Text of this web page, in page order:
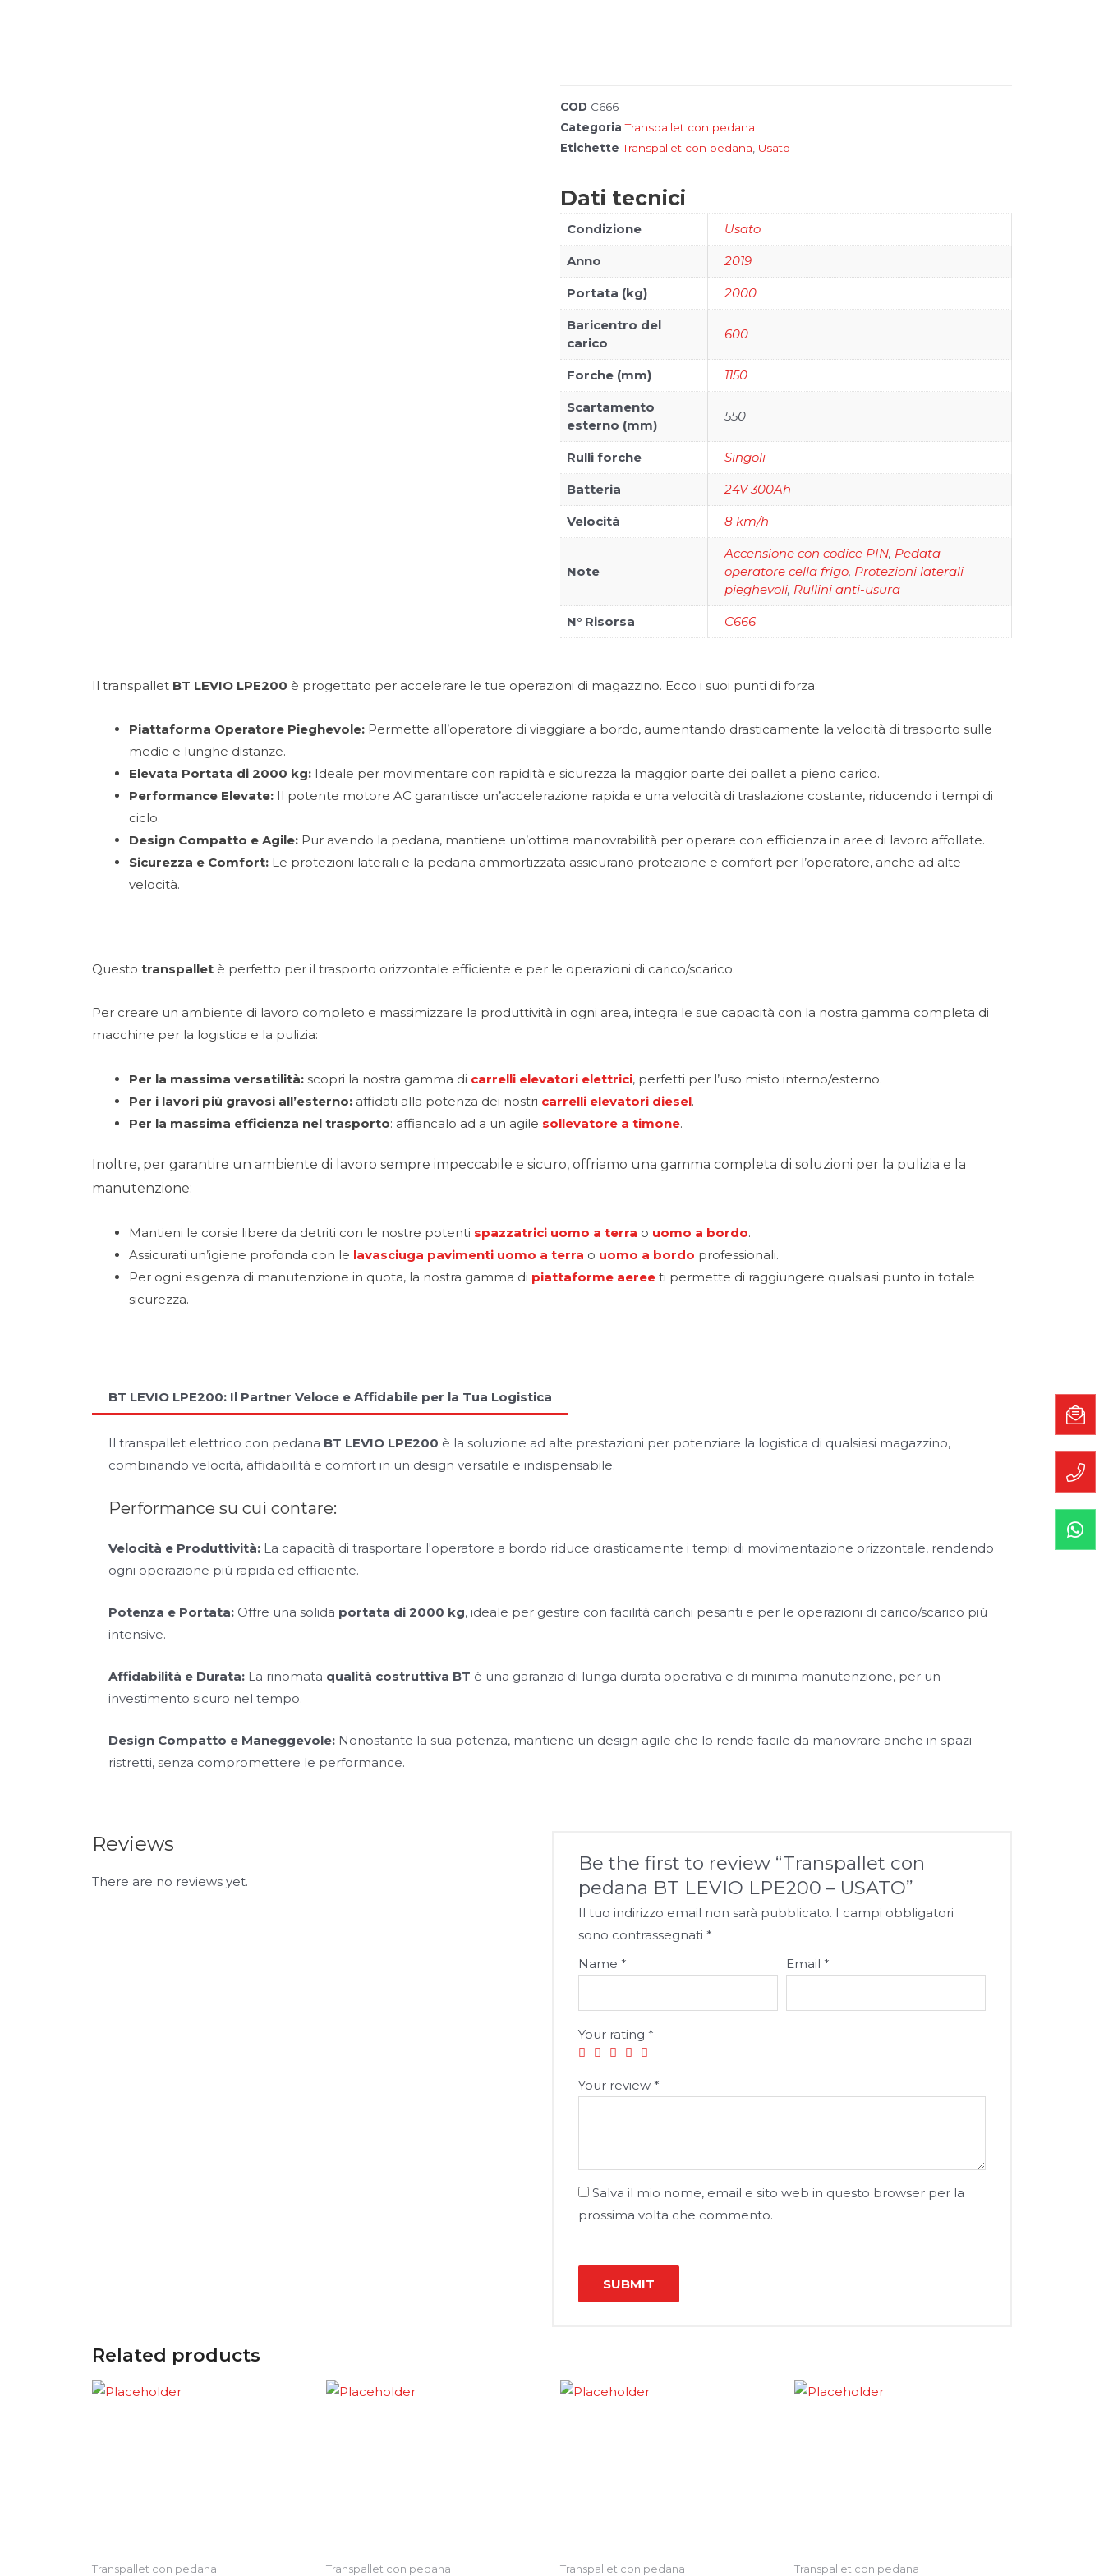
Fronius
COD C666
Categoria Transpallet con pedana
Etichette Transpallet con pedana Usato
Dati tecnici
Condizione Usato
Anno 2019
Portata (kg) 2000
Baricentro del
carico
600
Forche (mm) 1150
Scartamento
esterno (mm)
550
Rulli forche Singoli
Batteria 24V 300Ah
Velocità 8 km/h
Note
Accensione con codice PIN, Pedata
operatore cella frigo, Protezioni laterali
pieghevoli, Rullini anti-usura
N° Risorsa C666
Il transpallet BT LEVIO LPE200 è progettato per accelerare le tue operazioni di magazzino. Ecco i suoi punti di forza:
Piattaforma Operatore Pieghevole: Permette all’operatore di viaggiare a bordo, aumentando drasticamente la velocità di trasporto sulle
medie e lunghe distanze.
Elevata Portata di 2000 kg: Ideale per movimentare con rapidità e sicurezza la maggior parte dei pallet a pieno carico.
Performance Elevate: Il potente motore AC garantisce un’accelerazione rapida e una velocità di traslazione costante, riducendo i tempi di
ciclo.
Design Compatto e Agile: Pur avendo la pedana, mantiene un’ottima manovrabilità per operare con efficienza in aree di lavoro affollate.
Sicurezza e Comfort: Le protezioni laterali e la pedana ammortizzata assicurano protezione e comfort per l’operatore, anche ad alte
velocità.
Questo transpallet è perfetto per il trasporto orizzontale efficiente e per le operazioni di carico/scarico.
Per creare un ambiente di lavoro completo e massimizzare la produttività in ogni area, integra le sue capacità con la nostra gamma completa di
macchine per la logistica e la pulizia:
Per la massima versatilità: scopri la nostra gamma di carrelli elevatori elettrici, perfetti per l’uso misto interno/esterno.
Per i lavori più gravosi all’esterno: affidati alla potenza dei nostri carrelli elevatori diesel.
Per la massima efficienza nel trasporto: affiancalo ad a un agile sollevatore a timone.
Inoltre, per garantire un ambiente di lavoro sempre impeccabile e sicuro, offriamo una gamma completa di soluzioni per la pulizia e la
manutenzione:
Mantieni le corsie libere da detriti con le nostre potenti spazzatrici uomo a terra o uomo a bordo.
Assicurati un’igiene profonda con le lavasciuga pavimenti uomo a terra o uomo a bordo professionali.
Per ogni esigenza di manutenzione in quota, la nostra gamma di piattaforme aeree ti permette di raggiungere qualsiasi punto in totale
sicurezza.
BT LEVIO LPE200: Il Partner Veloce e Affidabile per la Tua Logistica
Il transpallet elettrico con pedana BT LEVIO LPE200 è la soluzione ad alte prestazioni per potenziare la logistica di qualsiasi magazzino,
combinando velocità, affidabilità e comfort in un design versatile e indispensabile.
Performance su cui contare:
Velocità e Produttività: La capacità di trasportare l'operatore a bordo riduce drasticamente i tempi di movimentazione orizzontale, rendendo
ogni operazione più rapida ed efficiente.
Potenza e Portata: Offre una solida portata di 2000 kg, ideale per gestire con facilità carichi pesanti e per le operazioni di carico/scarico più
intensive.
Affidabilità e Durata: La rinomata qualità costruttiva BT è una garanzia di lunga durata operativa e di minima manutenzione, per un
investimento sicuro nel tempo.
Design Compatto e Maneggevole: Nonostante la sua potenza, mantiene un design agile che lo rende facile da manovrare anche in spazi
ristretti, senza compromettere le performance.
Reviews
There are no reviews yet.
Be the first to review “Transpallet con
pedana BT LEVIO LPE200 – USATO”
Il tuo indirizzo email non sarà pubblicato. I campi obbligatori
sono contrassegnati *
Name * Email *
Your rating *
Your review *
Salva il mio nome, email e sito web in questo browser per la
prossima volta che commento.
Related products
Transpallet con pedana Transpallet con pedana Transpallet con pedana Transpallet con pedana